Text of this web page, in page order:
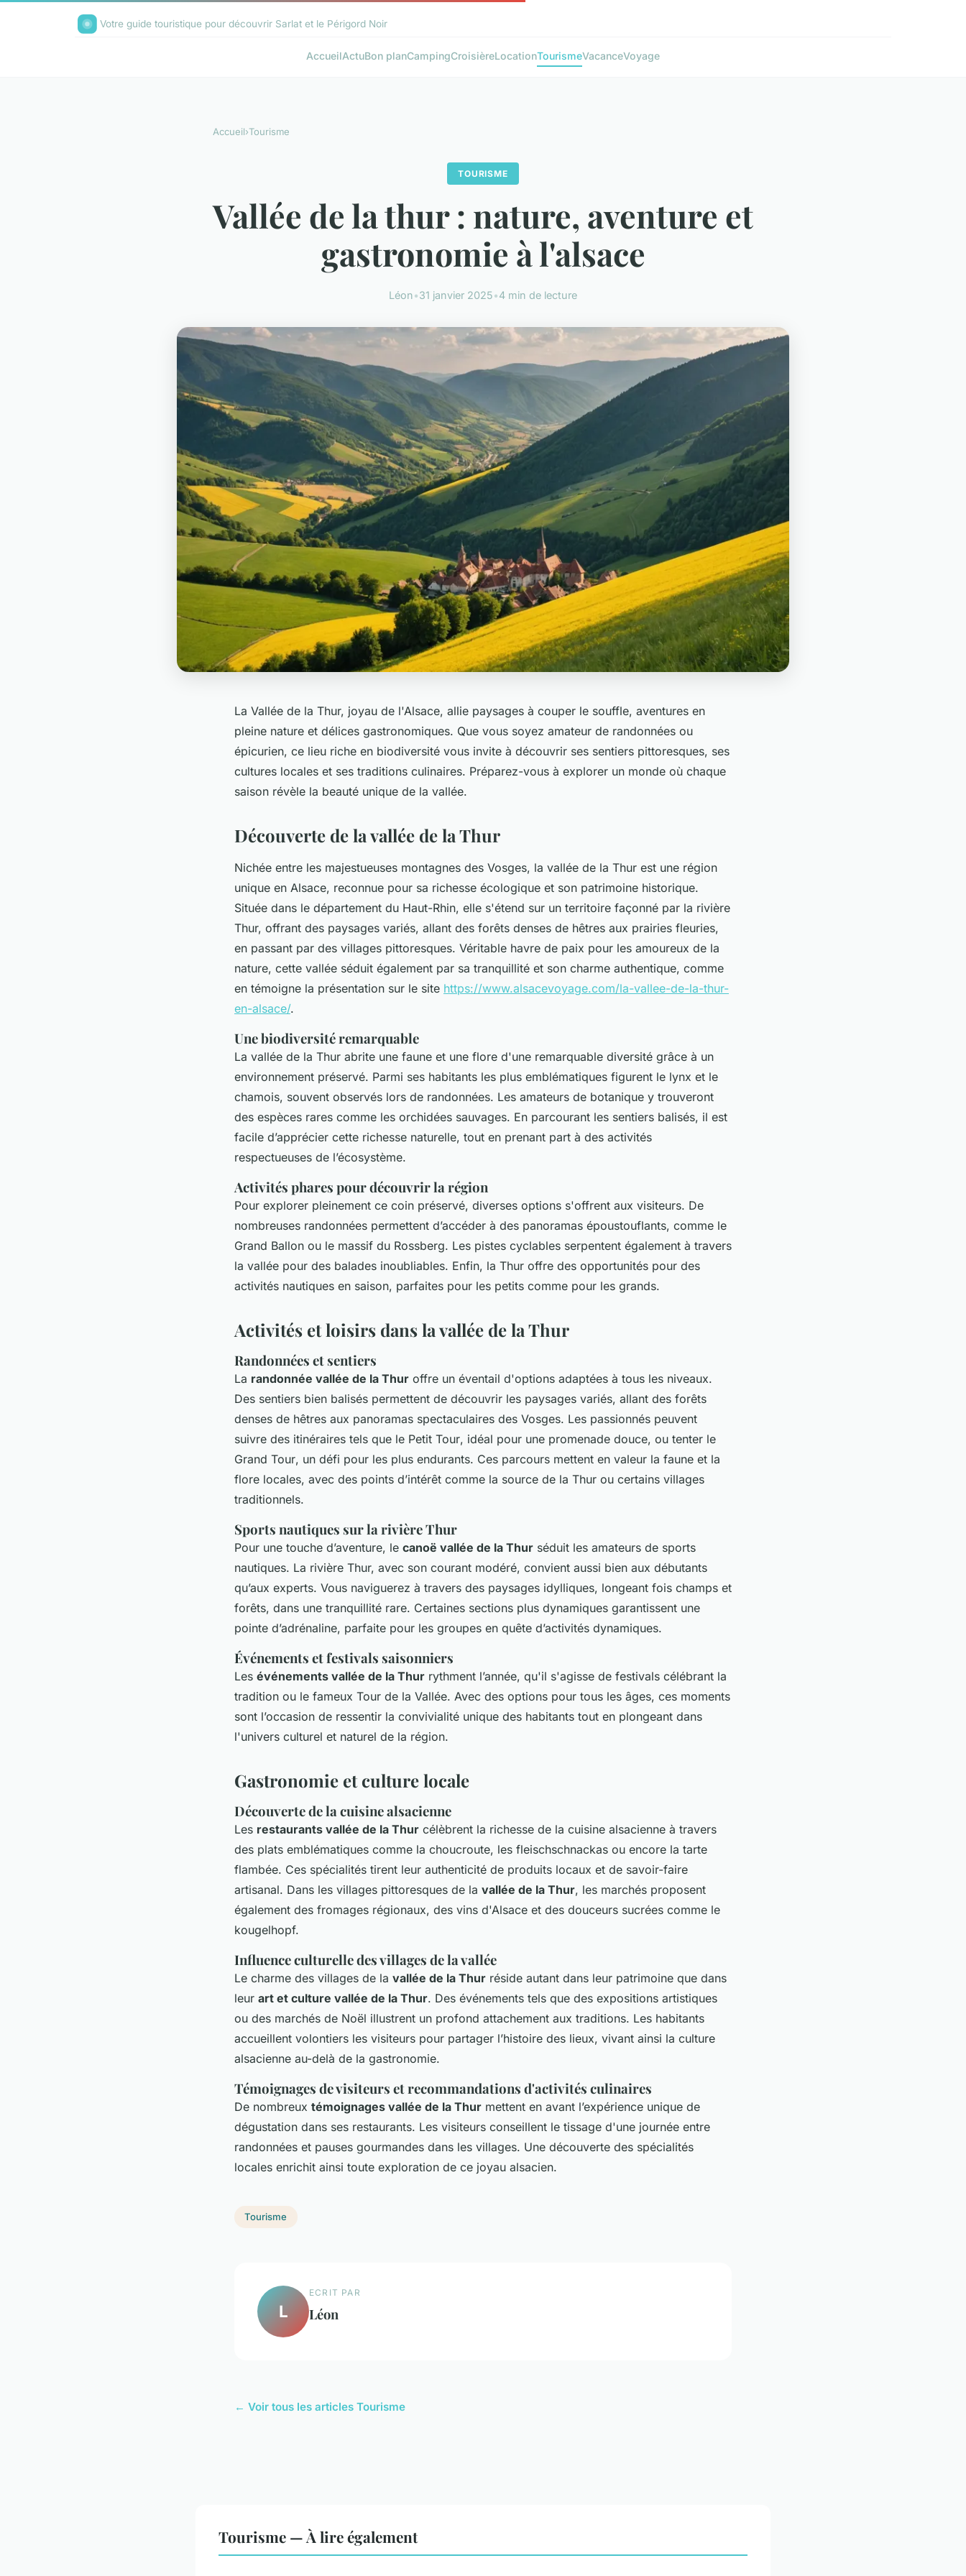
Votre guide touristique pour découvrir Sarlat et le Périgord Noir
AccueilActuBon planCampingCroisièreLocationTourismeVacanceVoyage
Accueil›Tourisme
TOURISME
Vallée de la thur : nature, aventure et
gastronomie à l'alsace
Léon•31 janvier 2025•4 min de lecture
La Vallée de la Thur, joyau de l'Alsace, allie paysages à couper le souffle, aventures en
pleine nature et délices gastronomiques. Que vous soyez amateur de randonnées ou
épicurien, ce lieu riche en biodiversité vous invite à découvrir ses sentiers pittoresques, ses
cultures locales et ses traditions culinaires. Préparez-vous à explorer un monde où chaque
saison révèle la beauté unique de la vallée.
Découverte de la vallée de la Thur
Nichée entre les majestueuses montagnes des Vosges, la vallée de la Thur est une région
unique en Alsace, reconnue pour sa richesse écologique et son patrimoine historique.
Située dans le département du Haut-Rhin, elle s'étend sur un territoire façonné par la rivière
Thur, offrant des paysages variés, allant des forêts denses de hêtres aux prairies fleuries,
en passant par des villages pittoresques. Véritable havre de paix pour les amoureux de la
nature, cette vallée séduit également par sa tranquillité et son charme authentique, comme
en témoigne la présentation sur le site https://www.alsacevoyage.com/la-vallee-de-la-thur-
en-alsace/.
Une biodiversité remarquable
La vallée de la Thur abrite une faune et une flore d'une remarquable diversité grâce à un
environnement préservé. Parmi ses habitants les plus emblématiques figurent le lynx et le
chamois, souvent observés lors de randonnées. Les amateurs de botanique y trouveront
des espèces rares comme les orchidées sauvages. En parcourant les sentiers balisés, il est
facile d’apprécier cette richesse naturelle, tout en prenant part à des activités
respectueuses de l’écosystème.
Activités phares pour découvrir la région
Pour explorer pleinement ce coin préservé, diverses options s'offrent aux visiteurs. De
nombreuses randonnées permettent d’accéder à des panoramas époustouflants, comme le
Grand Ballon ou le massif du Rossberg. Les pistes cyclables serpentent également à travers
la vallée pour des balades inoubliables. Enfin, la Thur offre des opportunités pour des
activités nautiques en saison, parfaites pour les petits comme pour les grands.
Activités et loisirs dans la vallée de la Thur
Randonnées et sentiers
La randonnée vallée de la Thur offre un éventail d'options adaptées à tous les niveaux.
Des sentiers bien balisés permettent de découvrir les paysages variés, allant des forêts
denses de hêtres aux panoramas spectaculaires des Vosges. Les passionnés peuvent
suivre des itinéraires tels que le Petit Tour, idéal pour une promenade douce, ou tenter le
Grand Tour, un défi pour les plus endurants. Ces parcours mettent en valeur la faune et la
flore locales, avec des points d’intérêt comme la source de la Thur ou certains villages
traditionnels.
Sports nautiques sur la rivière Thur
Pour une touche d’aventure, le canoë vallée de la Thur séduit les amateurs de sports
nautiques. La rivière Thur, avec son courant modéré, convient aussi bien aux débutants
qu’aux experts. Vous naviguerez à travers des paysages idylliques, longeant fois champs et
forêts, dans une tranquillité rare. Certaines sections plus dynamiques garantissent une
pointe d’adrénaline, parfaite pour les groupes en quête d’activités dynamiques.
Événements et festivals saisonniers
Les événements vallée de la Thur rythment l’année, qu'il s'agisse de festivals célébrant la
tradition ou le fameux Tour de la Vallée. Avec des options pour tous les âges, ces moments
sont l’occasion de ressentir la convivialité unique des habitants tout en plongeant dans
l'univers culturel et naturel de la région.
Gastronomie et culture locale
Découverte de la cuisine alsacienne
Les restaurants vallée de la Thur célèbrent la richesse de la cuisine alsacienne à travers
des plats emblématiques comme la choucroute, les fleischschnackas ou encore la tarte
flambée. Ces spécialités tirent leur authenticité de produits locaux et de savoir-faire
artisanal. Dans les villages pittoresques de la vallée de la Thur, les marchés proposent
également des fromages régionaux, des vins d'Alsace et des douceurs sucrées comme le
kougelhopf.
Influence culturelle des villages de la vallée
Le charme des villages de la vallée de la Thur réside autant dans leur patrimoine que dans
leur art et culture vallée de la Thur. Des événements tels que des expositions artistiques
ou des marchés de Noël illustrent un profond attachement aux traditions. Les habitants
accueillent volontiers les visiteurs pour partager l’histoire des lieux, vivant ainsi la culture
alsacienne au-delà de la gastronomie.
Témoignages de visiteurs et recommandations d'activités culinaires
De nombreux témoignages vallée de la Thur mettent en avant l’expérience unique de
dégustation dans ses restaurants. Les visiteurs conseillent le tissage d'une journée entre
randonnées et pauses gourmandes dans les villages. Une découverte des spécialités
locales enrichit ainsi toute exploration de ce joyau alsacien.
Tourisme
L
ECRIT PAR
Léon
← Voir tous les articles Tourisme
Tourisme — À lire également